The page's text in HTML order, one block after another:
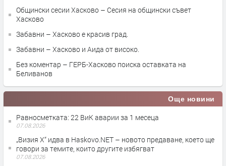
Общински сесии Хасково – Сесия на общински съвет
Хасково
Забавни – Хасково е красив град.
Забавни – Хасково и Аида от високо.
Без коментар – ГЕРБ-Хасково поиска оставката на
Беливанов
Още новини
Равносметката: 22 ВиК аварии за 1 месеца
07.08.2026
„Визия Х“ идва в Haskovo.NET – новото предаване, което ще
говори за темите, които другите избягват
07.08.2026